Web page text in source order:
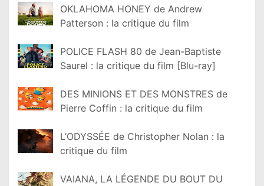
OKLAHOMA HONEY de Andrew
Patterson : la critique du film
POLICE FLASH 80 de Jean-Baptiste
Saurel : la critique du film [Blu-ray]
DES MINIONS ET DES MONSTRES de
Pierre Coffin : la critique du film
L’ODYSSÉE de Christopher Nolan : la
critique du film
VAIANA, LA LÉGENDE DU BOUT DU